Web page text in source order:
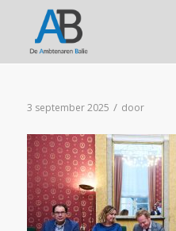
3 september 2025 / door